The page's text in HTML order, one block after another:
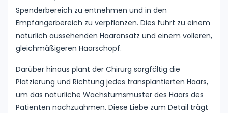
Spenderbereich zu entnehmen und in den
Empfängerbereich zu verpflanzen. Dies führt zu einem
natürlich aussehenden Haaransatz und einem volleren,
gleichmäßigeren Haarschopf.
Darüber hinaus plant der Chirurg sorgfältig die
Platzierung und Richtung jedes transplantierten Haars,
um das natürliche Wachstumsmuster des Haars des
Patienten nachzuahmen. Diese Liebe zum Detail trägt